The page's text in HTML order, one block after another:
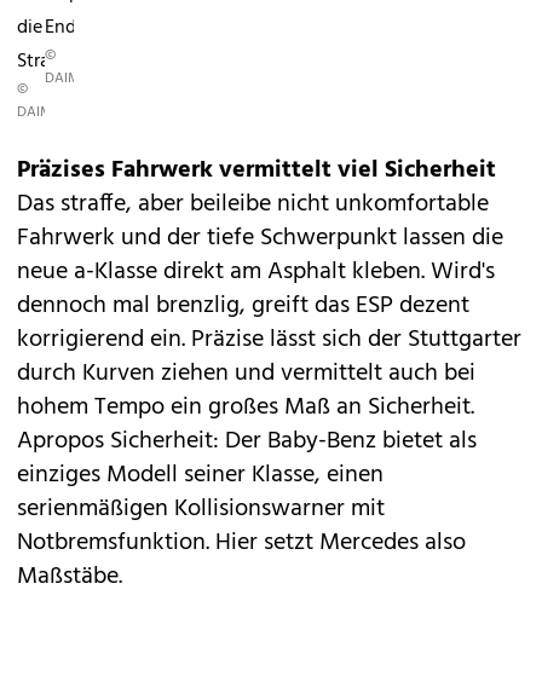
die
Straße.
©
DAIMLER
Endrohr.
©
DAIMLER
Präzises Fahrwerk vermittelt viel Sicherheit
Das straffe, aber beileibe nicht unkomfortable
Fahrwerk und der tiefe Schwerpunkt lassen die
neue a-Klasse direkt am Asphalt kleben. Wird's
dennoch mal brenzlig, greift das ESP dezent
korrigierend ein. Präzise lässt sich der Stuttgarter
durch Kurven ziehen und vermittelt auch bei
hohem Tempo ein großes Maß an Sicherheit.
Apropos Sicherheit: Der Baby-Benz bietet als
einziges Modell seiner Klasse, einen
serienmäßigen Kollisionswarner mit
Notbremsfunktion. Hier setzt Mercedes also
Maßstäbe.